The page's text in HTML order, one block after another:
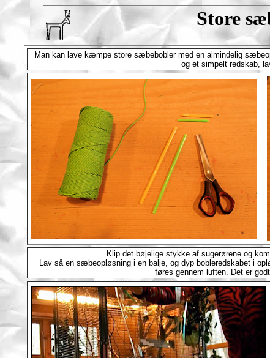
Store
Man kan lave kæmpe store sæbebobler med en almindelig
og et simpelt redskab,
Klip det bøjelige stykke af sugerørene og
Lav så en sæbeopløsning i en balje, og dyp bobleredskabet i
føres gennem luften. Det er